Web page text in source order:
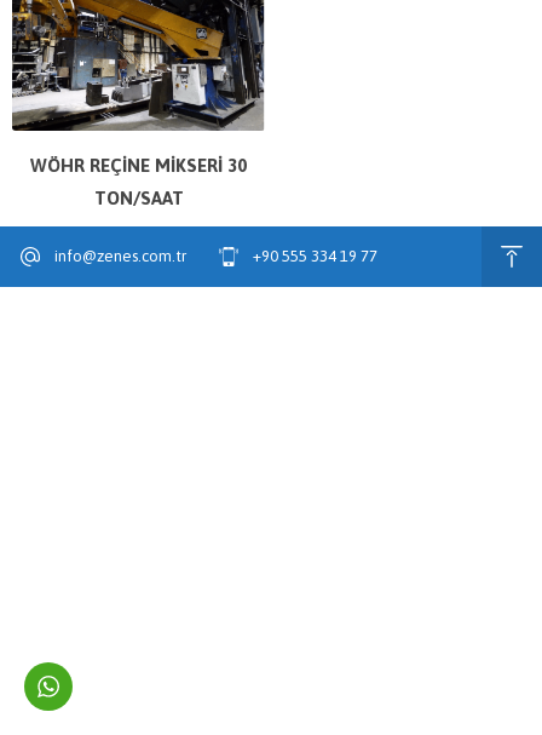
WÖHR REÇİNE MİKSERİ 30
TON/SAAT
info@zenes.com.tr +90 555 334 19 77